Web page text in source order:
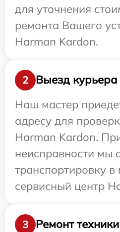
для уточнения
ремонта Вашего
Harman Kardon.
2
Выезд курьера
Наш мастер
адресу для
Harman Kardon.
неисправности мы
транспортировку
сервисный центр
3
Ремонт техники